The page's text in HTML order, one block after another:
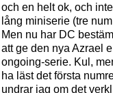
och en helt ok, och
lång miniserie (tre
Men nu har DC
att ge den nya Azrael
ongoing-serie. Kul,
ha läst det första
undrar jag om det